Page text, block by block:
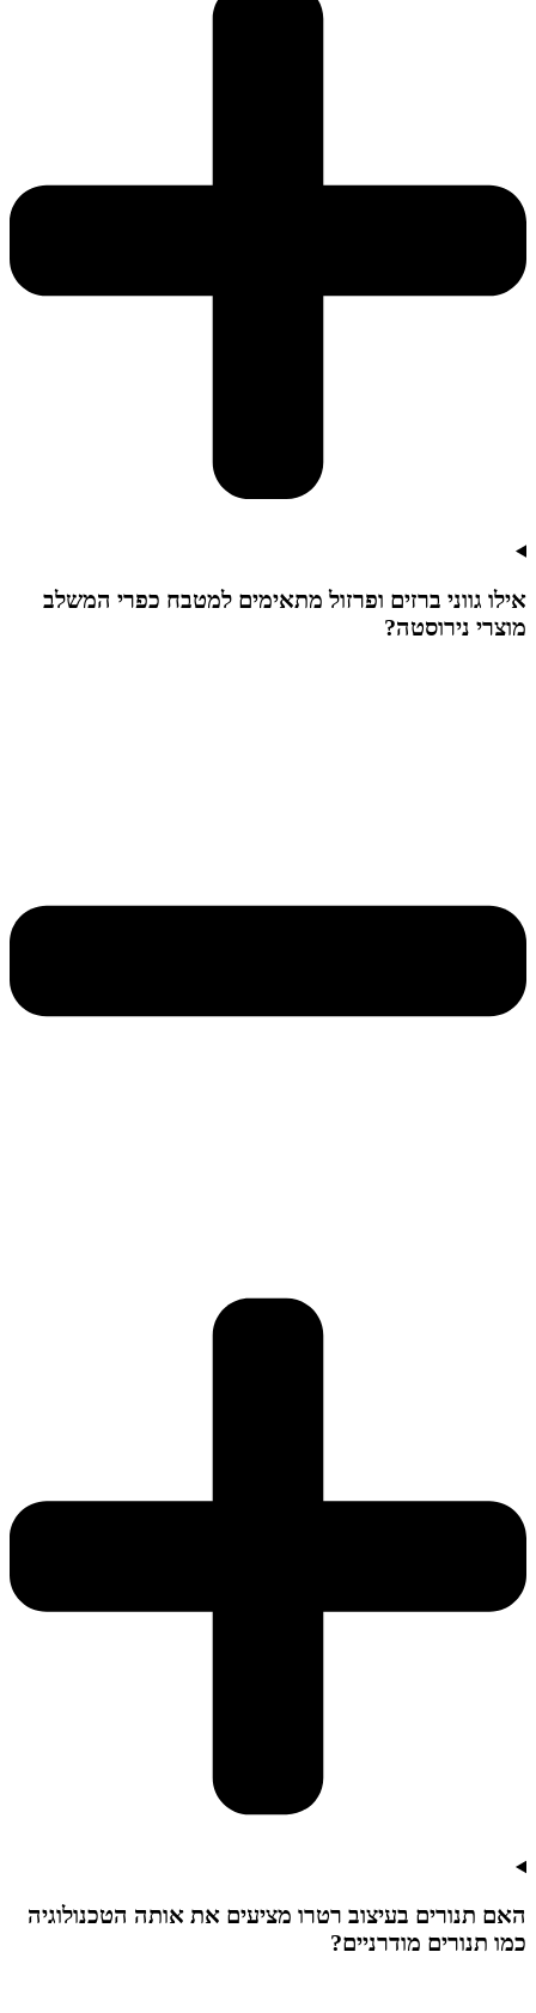
אילו גווני ברזים ופרזול מתאימים למטבח כפרי המשלב
מוצרי נירוסטה?
האם תנורים בעיצוב רטרו מציעים את אותה הטכנולוגיה
כמו תנורים מודרניים?